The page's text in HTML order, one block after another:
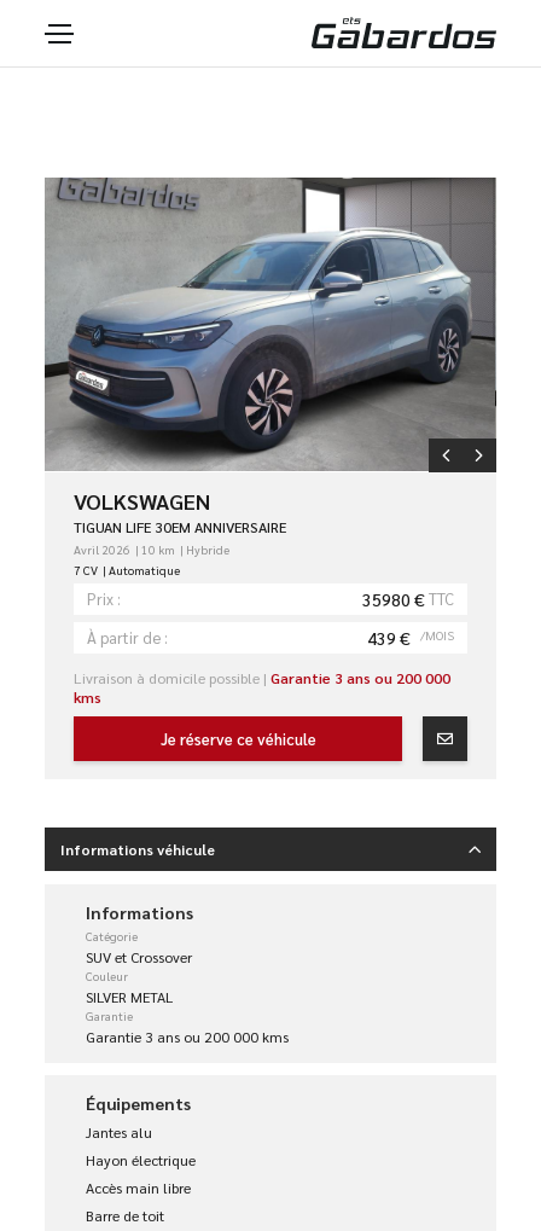
VOLKSWAGEN
TIGUAN LIFE 30EM ANNIVERSAIRE
Avril 2026 10 km
Hybride
7 CV
Automatique
Prix : 35980 €TTC
À partir de :
439 € /MOIS
Livraison à domicile possible |Garantie 3 ans ou 200 000
kms
Je réserve ce véhicule
Informations véhicule
Informations
Catégorie
SUV et Crossover
Couleur
SILVER METAL
Garantie
Garantie 3 ans ou 200 000 kms
Équipements
Jantes alu
Hayon électrique
Accès main libre
Barre de toit